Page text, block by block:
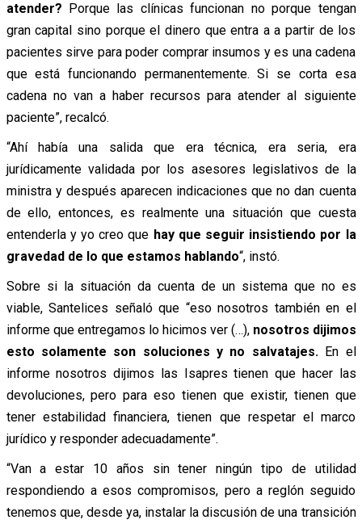
atender? Porque las clínicas funcionan no porque tengan
gran capital sino porque el dinero que entra a a partir de los
pacientes sirve para poder comprar insumos y es una cadena
que está funcionando permanentemente. Si se corta esa
cadena no van a haber recursos para atender al siguiente
paciente”, recalcó.
“Ahí había una salida que era técnica, era seria, era
jurídicamente validada por los asesores legislativos de la
ministra y después aparecen indicaciones que no dan cuenta
de ello, entonces, es realmente una situación que cuesta
entenderla y yo creo que hay que seguir insistiendo por la
gravedad de lo que estamos hablando“, instó.
Sobre si la situación da cuenta de un sistema que no es
viable, Santelices señaló que “eso nosotros también en el
informe que entregamos lo hicimos ver (…),nosotros dijimos
esto solamente son soluciones y no salvatajes. En el
informe nosotros dijimos las Isapres tienen que hacer las
devoluciones, pero para eso tienen que existir, tienen que
tener estabilidad financiera, tienen que respetar el marco
jurídico y responder adecuadamente”.
“Van a estar 10 años sin tener ningún tipo de utilidad
respondiendo a esos compromisos, pero a reglón seguido
tenemos que, desde ya, instalar la discusión de una transición